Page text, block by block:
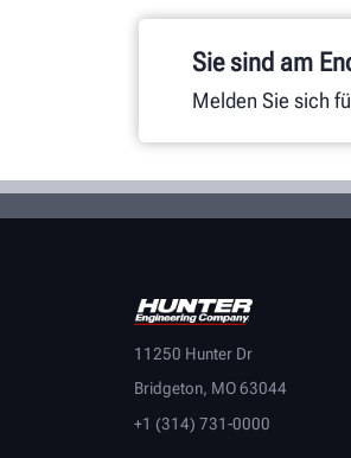
Sie sind am
Melden Sie sich
11250 Hunter Dr
Bridgeton, MO 63044
+1 (314) 731-0000